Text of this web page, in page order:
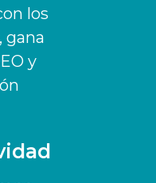
los
gana
y